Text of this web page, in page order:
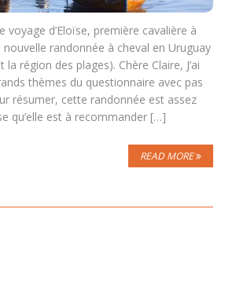
voyage d’Eloïse, première cavalière à
nouvelle randonnée à cheval en Uruguay
région des plages). Chère Claire, J’ai
thèmes du questionnaire avec pas
résumer, cette randonnée est assez
qu’elle est à recommander […]
READ MORE